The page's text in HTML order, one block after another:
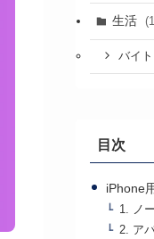
生活
バイト
目次
iPhone
1. ノ
2. ア